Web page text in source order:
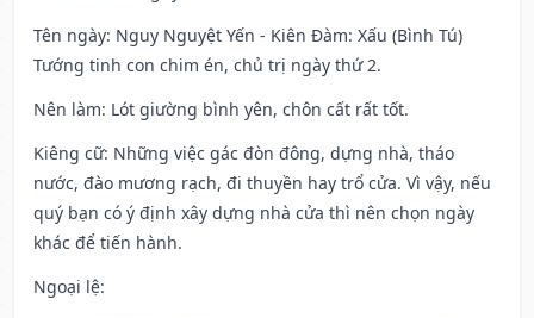
Tên ngày: Nguy Nguyệt Yến - Kiên Đàm: Xấu (Bình Tú)
Tướng tinh con chim én, chủ trị ngày thứ 2.
Nên làm: Lót giường bình yên, chôn cất rất tốt.
Kiêng cữ: Những việc gác đòn đông, dựng nhà, tháo
nước, đào mương rạch, đi thuyền hay trổ cửa. Vì vậy, nếu
quý bạn có ý định xây dựng nhà cửa thì nên chọn ngày
khác để tiến hành.
Ngoại lệ: